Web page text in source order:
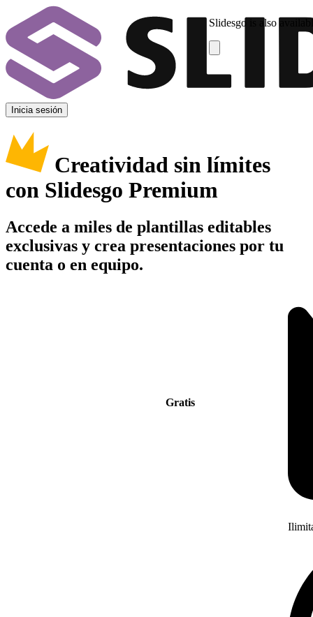
Slidesgo is also
Inicia sesión
Creatividad sin límites
con Slidesgo Premium
Accede a miles de plantillas editables
exclusivas y crea presentaciones por tu
cuenta o en equipo.
Gratis